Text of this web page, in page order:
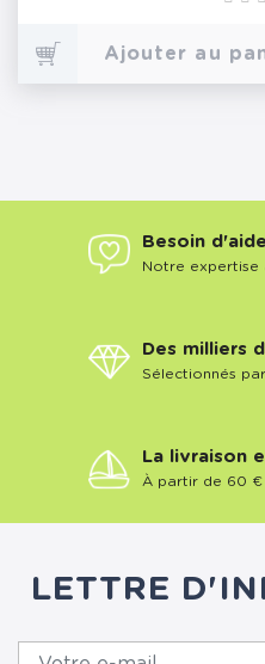
Ajouter au
Besoin
Notre expertise
Des milliers
Sélectionnés
La livraison
À partir de 60 €
LETTRE